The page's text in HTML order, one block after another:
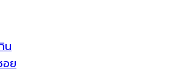
น
อย